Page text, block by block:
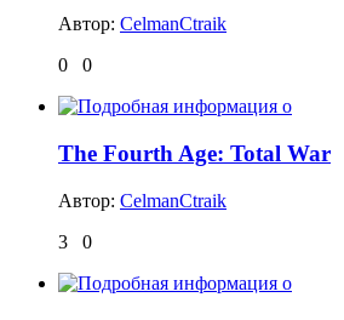
Автор: CelmanCtraik
0
0
The Fourth Age: Total War
Автор: CelmanCtraik
3
0